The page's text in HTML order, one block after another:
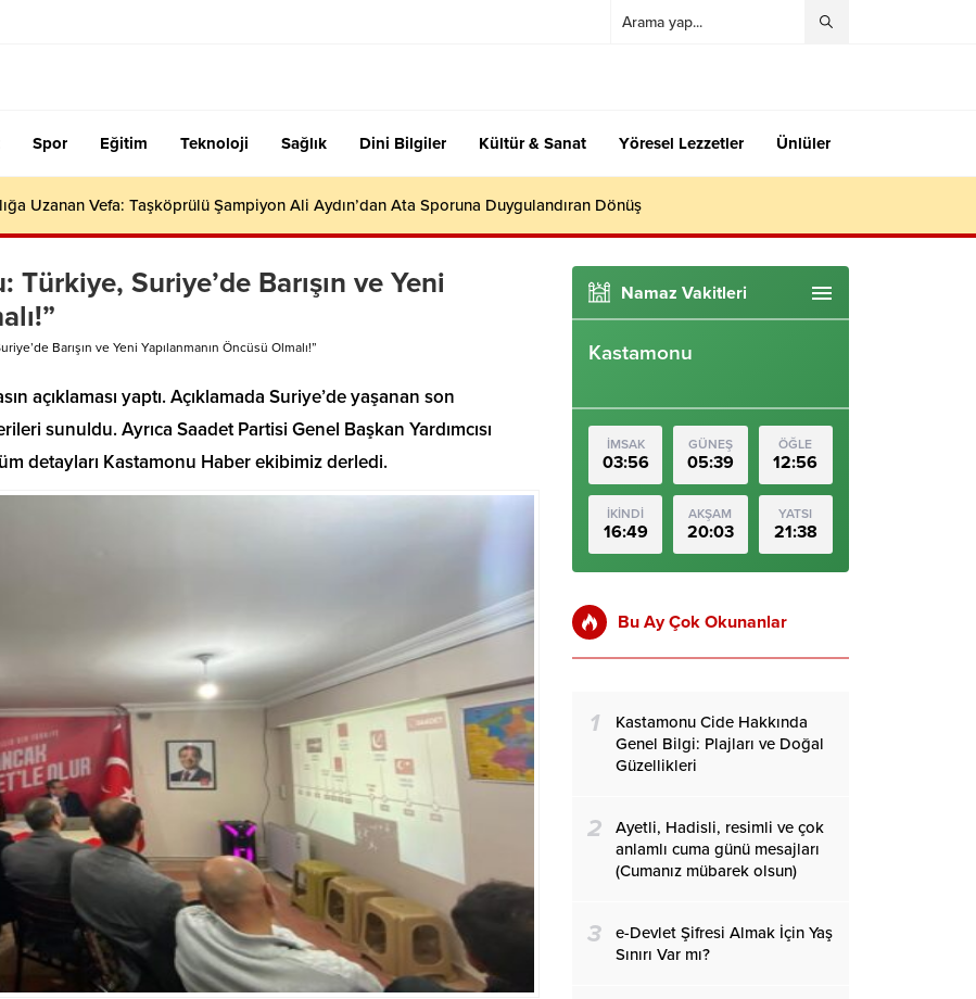
Spor Eğitim Teknoloji Sağlık Dini Bilgiler Kültür & Sanat Yöresel Lezzetler Ünlüler
Uzanan Vefa: Taşköprülü Şampiyon Ali Aydın’dan Ata Sporuna Duygulandıran Dönüş
Suriye’de Barışın ve Yeni
Barışın ve Yeni Yapılanmanın Öncüsü Olmalı!”
açıklaması yaptı. Açıklamada Suriye’de yaşanan son
sunuldu. Ayrıca Saadet Partisi Genel Başkan Yardımcısı
detayları Kastamonu Haber ekibimiz derledi.
Namaz Vakitleri
Kastamonu
İMSAK
03:56
GÜNEŞ
05:39
ÖĞLE
12:56
İKİNDİ
16:49
AKŞAM
20:03
YATSI
21:38
Bu Ay Çok Okunanlar
1
Kastamonu Cide Hakkında
Genel Bilgi: Plajları ve Doğal
Güzellikleri
2
Ayetli, Hadisli, resimli ve çok
anlamlı cuma günü mesajları
(Cumanız mübarek olsun)
3
e-Devlet Şifresi Almak İçin Yaş
Sınırı Var mı?